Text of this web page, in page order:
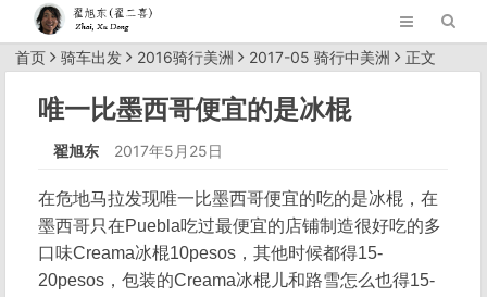
首页 骑车出发 2016骑行美洲 2017-05 骑行中美洲 正文
唯一比墨西哥便宜的是冰棍
翟旭东 2017年5月25日
在危地马拉发现唯一比墨西哥便宜的吃的是冰棍，在
墨西哥只在Puebla吃过最便宜的店铺制造很好吃的多
口味Creama冰棍10pesos，其他时候都得15-
20pesos，包装的Creama冰棍儿和路雪怎么也得15-